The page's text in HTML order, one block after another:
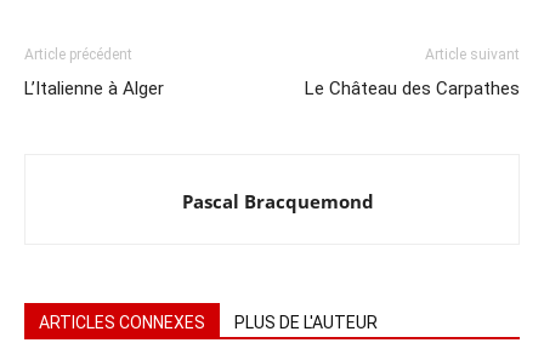
Article précédent
L’Italienne à Alger
Article suivant
Le Château des Carpathes
Pascal Bracquemond
ARTICLES CONNEXES PLUS DE L'AUTEUR